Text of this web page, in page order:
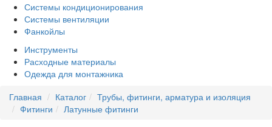
Системы кондиционирования
Системы вентиляции
Фанкойлы
Инструменты
Расходные материалы
Одежда для монтажника
Главная
Каталог
Трубы, фитинги, арматура и изоляция
Фитинги
Латунные фитинги